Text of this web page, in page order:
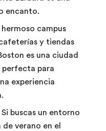
encanto.
campus
y tiendas
es una ciudad
perfecta para
experiencia
Si buscas un entorno
verano en el